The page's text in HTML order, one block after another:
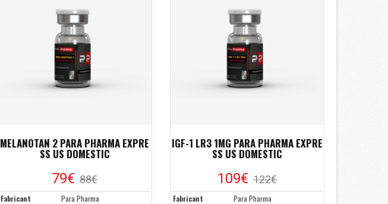
MELANOTAN 2 PARA PHARMA EXPRE
SS US DOMESTIC
79€ 88€
Fabricant
Para Pharma
IGF-1 LR3 1MG PARA PHARMA EXPRE
SS US DOMESTIC
109€ 122€
Fabricant
Para Pharma